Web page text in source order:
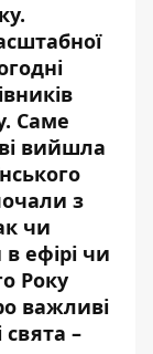
Саме
вийшла
з
чи
ефірі чи
Року
важливі
свята –